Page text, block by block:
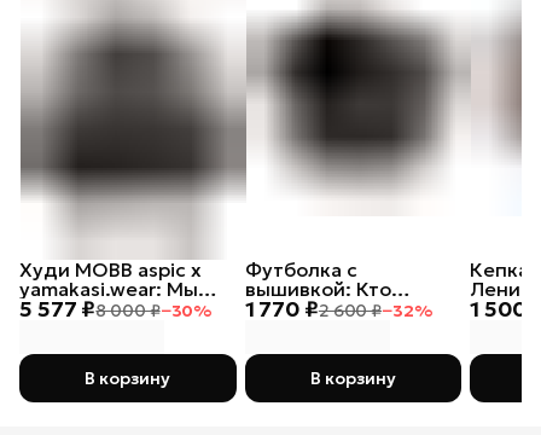
5 577 ₽8 000 ₽−30%
Худи MOBB aspic х
yamakasi.wear: Мы
русские, с нами Бог
В корзину
1 770 ₽2 600 ₽−32%
Футболка с
вышивкой: Кто
посеет зло в сердце
В корзину
1 500
Кепка